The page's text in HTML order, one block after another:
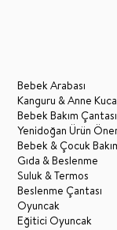
Bebek Arabası
Kanguru & Anne
Bebek Bakım Çantası
Yenidoğan Ürün
Bebek & Çocuk
Gıda & Beslenme
Suluk & Termos
Beslenme Çantası
Oyuncak
Eğitici Oyuncak